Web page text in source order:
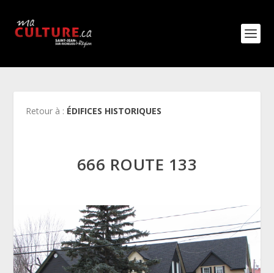
Retour à : ÉDIFICES HISTORIQUES
666 ROUTE 133